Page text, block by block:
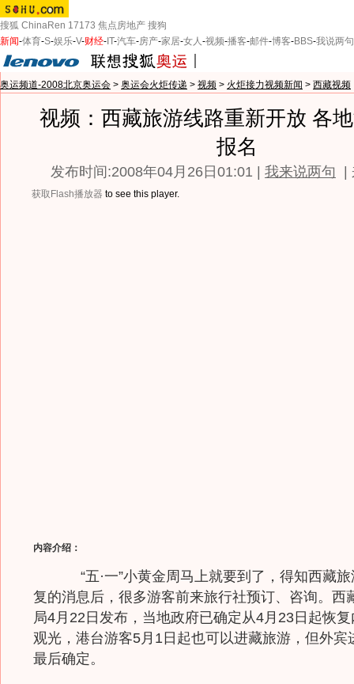
搜狐 ChinaRen 17173 焦点房地产 搜狗
新闻-体育-S-娱乐-V-财经- IT-汽车-房产-家居-女人-视频-播客-邮件-博客-BBS-我说两句
奥运频道-2008北京奥运会 > 奥运会火炬传递 > 视频 > 火炬接力视频新闻 > 西藏视频
视频：西藏旅游线路重新开放 各
报名
发布时间:2008年04月26日01:01 | 我来说两句 |
获取Flash播放器 to see this player.
内容介绍：
“五·一”小黄金周马上就要到了，得知西藏旅
复的消息后，很多游客前来旅行社预订、咨询。西
局4月22日发布，当地政府已确定从4月23日起恢
观光，港台游客5月1日起也可以进藏旅游，但外宾
最后确定。